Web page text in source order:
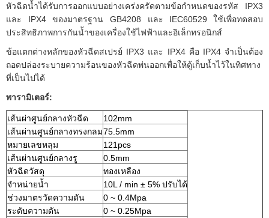
หัวฉีดน้ำได้รับการออกแบบอย่างเคร่งครัดตามข้อกำหนดของรหัส IPX3
และ IPX4 ของมาตรฐาน GB4208 และ IEC60529
ใช้เพื่อทดสอบ
ประสิทธิภาพการกันน้ำของเครื่องใช้ไฟฟ้าและอิเล็กทรอนิกส์
ข้อแตกต่างหลักของหัวฉีดสเปรย์ IPX3 และ IPX4 คือ IPX4 จำเป็นต้อง
ถอดปล่องระบายความร้อนของหัวฉีดพ่นออกเพื่อให้ตู้เก็บน้ำไว้ในทิศทาง
ที่เป็นไปได้
พารามิเตอร์:
เส้นผ่าศูนย์กลางหัวฉีด
102mm
เส้นผ่านศูนย์กลางทรงกลม75.5mm
หมายเลขหลุม
121pcs
เส้นผ่านศูนย์กลางรู
0.5mm
หัวฉีดวัสดุ
ทองเหลือง
จำหน่ายน้ำ
10L / min ± 5% ปรับได้
ช่วงมาตรวัดความดัน
0 ~ 0.4Mpa
ระดับความดัน
0 ~ 0.25Mpa